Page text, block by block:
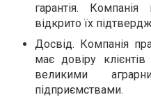
гарантія.
відкрито їх
Досвід. Компанія
має довіру
великими
підприємствами.